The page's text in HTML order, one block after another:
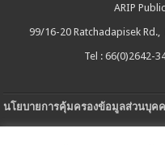
ARIP
99/16-20 Ratchadapisek
Tel : 66(0)2642-
นโยบายการคุ้มครองข้อมูลส่วนบุค